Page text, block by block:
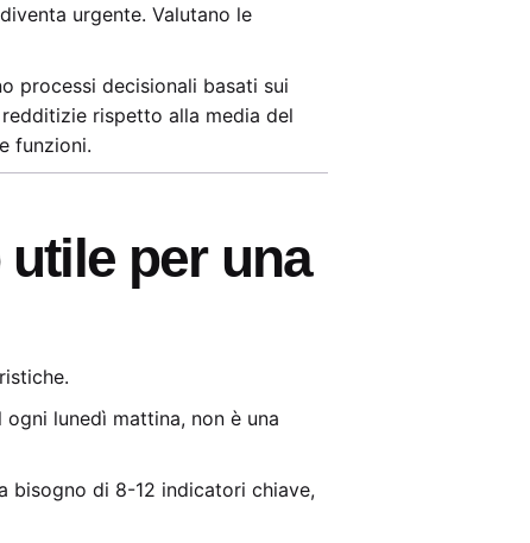
urgente. Valutano le
processi decisionali basati sui
rispetto alla media del
funzioni.
per una
lunedì mattina, non è una
bisogno di 8-12 indicatori chiave,